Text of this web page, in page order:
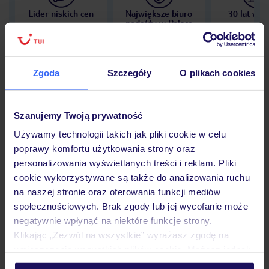
Zgoda Szczegóły O plikach cookies
Szanujemy Twoją prywatność
Używamy technologii takich jak pliki cookie w celu
poprawy komfortu użytkowania strony oraz
personalizowania wyświetlanych treści i reklam. Pliki
cookie wykorzystywane są także do analizowania ruchu
na naszej stronie oraz oferowania funkcji mediów
społecznościowych. Brak zgody lub jej wycofanie może
negatywnie wpłynąć na niektóre funkcje strony.
Klikając „Zezwól na wszystkie” wyrażasz zgodę na
personalizować swój wybór wchodząc w zakładkę
Lider niskich cen
Największe biuro
podróży w Polsce
30 lat w
Opinie
Pokoje
Wyżywienie